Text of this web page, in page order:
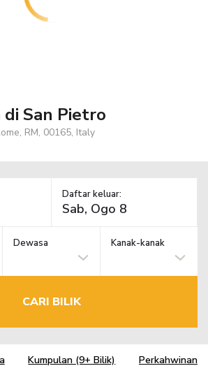
San Pietro
RM, 00165, Italy
Daftar keluar:
Dewasa Kanak-kanak
CARI BILIK
Kumpulan (9+ Bilik) Perkahwinan